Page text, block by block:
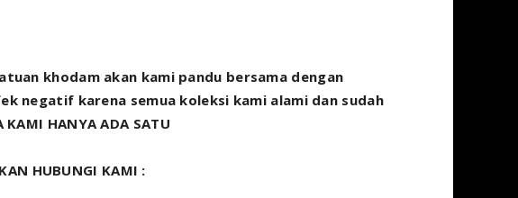
khodam akan kami pandu bersama dengan
negatif karena semua koleksi kami alami dan sudah
HANYA ADA SATU
HUBUNGI KAMI :